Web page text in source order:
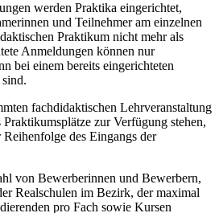
werden Praktika eingerichtet,
und Teilnehmer am einzelnen
Praktikum nicht mehr als
Anmeldungen können nur
bei einem bereits eingerichteten
fachdidaktischen Lehrveranstaltung
zur Verfügung stehen,
des Eingangs der
von Bewerberinnen und Bewerbern,
Realschulen im Bezirk, der maximal
pro Fach sowie Kursen